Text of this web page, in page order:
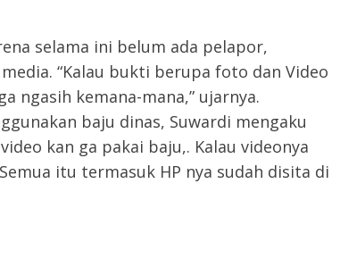
selama ini belum ada pelapor,
“Kalau bukti berupa foto dan Video
ngasih kemana-mana,” ujarnya.
baju dinas, Suwardi mengaku
kan ga pakai baju,. Kalau videonya
itu termasuk HP nya sudah disita di